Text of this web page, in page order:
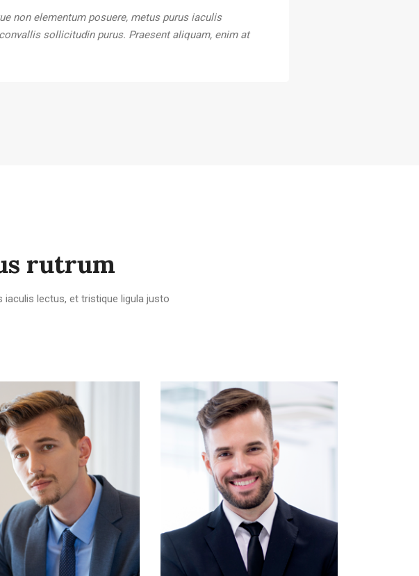
non elementum posuere, metus purus iaculis
sollicitudin purus. Praesent aliquam, enim at
rutrum
lectus, et tristique ligula justo